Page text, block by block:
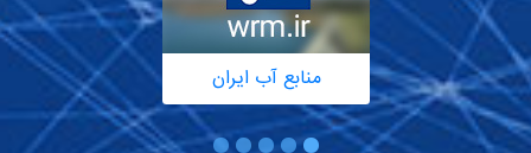
منابع آب ایران